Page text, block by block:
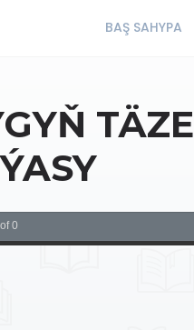
BAŞ SAHYPA
TÄZE